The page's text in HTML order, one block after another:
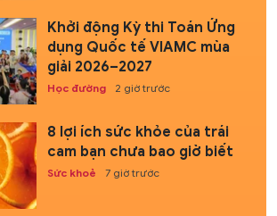
Khởi động Kỳ thi Toán Ứng
dụng Quốc tế VIAMC mùa
giải 2026–2027
Học đường 2 giờ trước
8 lợi ích sức khỏe của trái
cam bạn chưa bao giờ biết
Sức khoẻ 7 giờ trước